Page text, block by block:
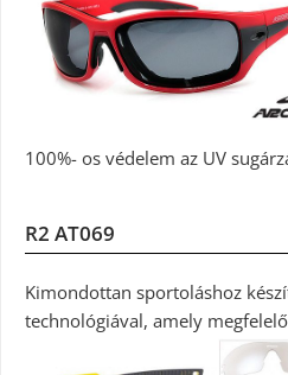
100%- os védelem az UV
R2 AT069
Kimondottan sportoláshoz
technológiával, amely